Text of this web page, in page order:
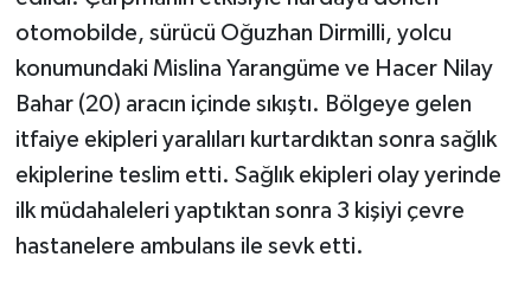
otomobilde, sürücü Oğuzhan Dirmilli, yolcu
konumundaki Mislina Yarangüme ve Hacer Nilay
Bahar (20) aracın içinde sıkıştı. Bölgeye gelen
itfaiye ekipleri yaralıları kurtardıktan sonra sağlık
ekiplerine teslim etti. Sağlık ekipleri olay yerinde
ilk müdahaleleri yaptıktan sonra 3 kişiyi çevre
hastanelere ambulans ile sevk etti.